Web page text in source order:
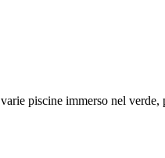
piscine immerso nel verde,